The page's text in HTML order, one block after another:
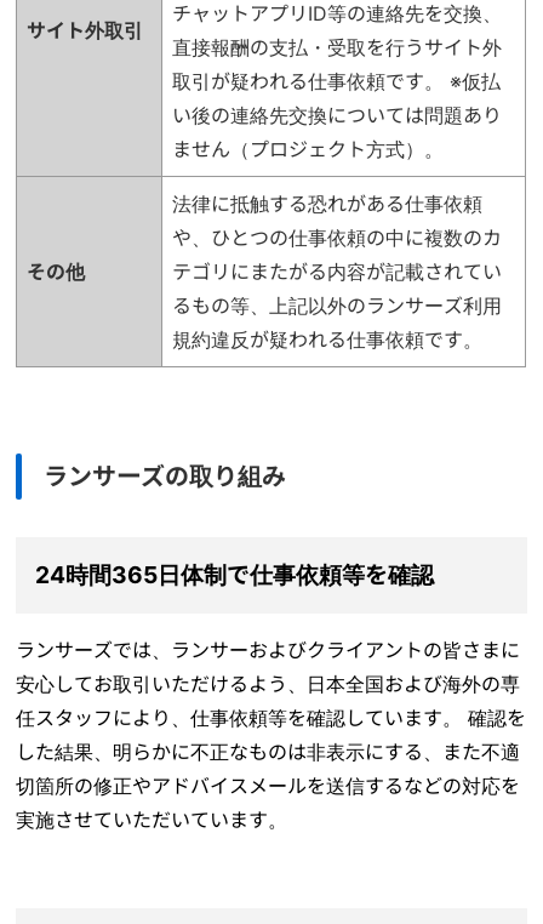
サイト外取引
チャットアプリID等の連絡先を交換、
直接報酬の支払・受取を行うサイト外
取引が疑われる仕事依頼です。 ※仮払
い後の連絡先交換については問題あり
ません（プロジェクト方式）。
その他
法律に抵触する恐れがある仕事依頼
や、ひとつの仕事依頼の中に複数のカ
テゴリにまたがる内容が記載されてい
るもの等、上記以外のランサーズ利用
規約違反が疑われる仕事依頼です。
ランサーズの取り組み
24時間365日体制で仕事依頼等を確認
ランサーズでは、ランサーおよびクライアントの皆さまに
安心してお取引いただけるよう、日本全国および海外の専
任スタッフにより、仕事依頼等を確認しています。 確認を
した結果、明らかに不正なものは非表示にする、また不適
切箇所の修正やアドバイスメールを送信するなどの対応を
実施させていただいています。